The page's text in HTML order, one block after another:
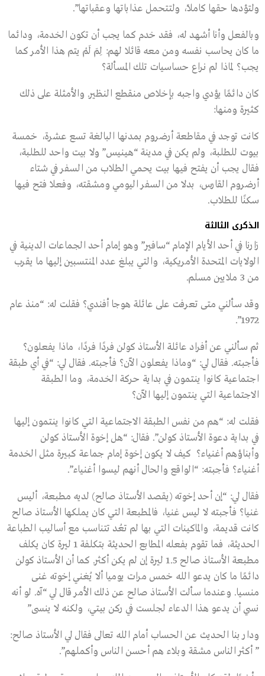
ولتؤدها حقها كاملاً، ولتتحمل عذاباتها وعقباتها”.
وبالفعل وأنا أشهد له، فقد خدم كما يجب أن تكون الخدمة، ودائما
ما كان يحاسب نفسه ومن معه قائلا لهم: لِمَ لَمْ يتم هذا الأمر كما
يجب؟ لماذا لم نراع حساسيات تلك المسألة؟
كان دائمًا يؤدي واجبه بإخلاص منقطع النظير. والأمثلة على ذلك
كثيرة ومنها:
كانت توجد في مقاطعة أرضروم بمدنها البالغة تسع عشرة، خمسة
بيوت للطلبة، ولم يكن في مدينة “هينيس” ولا بيت واحد للطلبة،
فقال يجب أن يفتح فيها بيت يحمي الطلاب من السفر في شتاء
أرضروم القارس، بدلا من السفر اليومي ومشقته، وفعلا فتح فيها
سكنًا للطلاب.
الذكرى الثالثة
زارنا في أحد الأيام الإمام “سافير” وهو إمام أحد الجماعات الدينية في
الولايات المتحدة الأمريكية، والتي يبلغ عدد المنتسبين إليها ما يقرب
من 3 ملايين مسلم.
وقد سألني متى تعرفت على عائلة هوجا أفندي؟ فقلت له: “منذ عام
1972”.
ثم سألني عن أفراد عائلة الأستاذ كولن فردًا فردًا، ماذا يفعلون؟
فأجبته. فقال لي: “وماذا يفعلون الآن؟ فأجبته. فقال لي: “في أي طبقة
اجتماعية كانوا ينتمون في بداية حركة الخدمة، وما الطبقة
الاجتماعية التي ينتمون إليها الآن؟
فقلت له: “هم من نفس الطبقة الاجتماعية التي كانوا ينتمون إليها
في بداية دعوة الأستاذ كولن”. فقال: “هل إخوة الأستاذ كولن
وأبناؤهم أغنياء؟ كيف لا يكون إخوة إمام جماعة كبيرة مثل الخدمة
أغنياء؟ فأجبته: “الواقع والحال أنهم ليسوا أغنياء”.
فقال لي: “إن أحد إخوته (يقصد الأستاذ صالح) لديه مطبعة، أليس
غنيا؟ فأجبته لا ليس غنيا، فالمطبعة التي كان يملكها الأستاذ صالح
كانت قديمة، والماكينات التي بها لم تعُد تتناسب مع أساليب الطباعة
الحديثة، فما تقوم بفعله المطابع الحديثة بتكلفة 1 ليرة كان يكلف
مطبعة الأستاذ صالح 1.5 ليرة إن لم يكن أكثر. كما أن الأستاذ كولن
دائمًا ما كان يدعو الله خمس مرات يوميا ألا يُغني إخوته غنى
منسيا. وعندما سألت الأستاذ صالح عن ذلك الأمر قال لي “آه. لو أنه
نسي أن يدعو هذا الدعاء لجلست في ركن بيتي، ولكنه لا ينسى”
ودار بنا الحديث عن الحساب أمام الله تعالى فقال لي الأستاذ صالح:
” أكثر الناس مشقة وبلاء هم أحسن الناس وأكملهم”.